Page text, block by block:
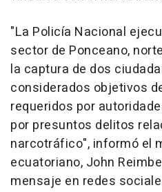
"La Policía Nacional
sector de Ponceano,
la captura de dos
considerados objetivos
requeridos por
por presuntos delitos
narcotráfico", informó el
ecuatoriano, John
mensaje en redes